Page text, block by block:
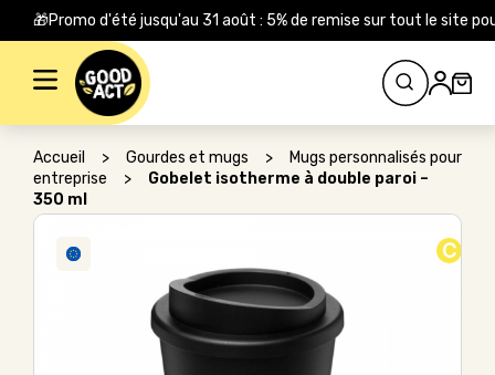
🎁Promo d'été jusqu'au 31 août : 5% de remise sur tout le site
Rechercher :
Accueil > Gourdes et mugs >
Mugs personnalisés pour
entreprise
>
Gobelet isotherme à double paroi –
350 ml
C